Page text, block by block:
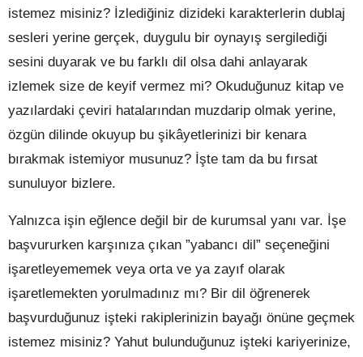
istemez misiniz? İzlediğiniz dizideki karakterlerin dublaj
sesleri yerine gerçek, duygulu bir oynayış sergilediği
sesini duyarak ve bu farklı dil olsa dahi anlayarak
izlemek size de keyif vermez mi? Okuduğunuz kitap ve
yazılardaki çeviri hatalarından muzdarip olmak yerine,
özgün dilinde okuyup bu şikâyetlerinizi bir kenara
bırakmak istemiyor musunuz? İşte tam da bu fırsat
sunuluyor bizlere.
Yalnızca işin eğlence değil bir de kurumsal yanı var. İşe
başvururken karşınıza çıkan ”yabancı dil” seçeneğini
işaretleyememek veya orta ve ya zayıf olarak
işaretlemekten yorulmadınız mı? Bir dil öğrenerek
başvurduğunuz işteki rakiplerinizin bayağı önüne geçmek
istemez misiniz? Yahut bulunduğunuz işteki kariyerinize,